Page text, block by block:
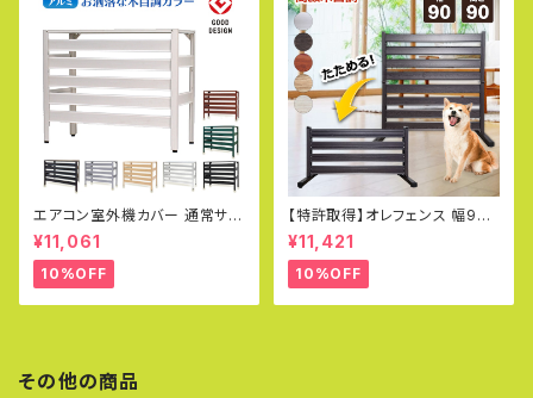
AX
エアコン室外機カバー 通常サイ
ズ アルミ製 カラバリ グッドデザ
イン賞 おしゃれ エコキュート 雨
雪 冬 寒冷地 日除け エアコンカ
バー エクステリア 室外機ラック
白 DIY KB-90
¥11,061
10%OFF
【特許取得】オレフェンス 幅90×
高さ90cm 選べる4色 アルミ
柱 門扉 アルミフェンス パーテ
ーション 目隠し フェンス 折りた
たみ式 三つ折り OF0909
¥11,421
10%OFF
その他の商品